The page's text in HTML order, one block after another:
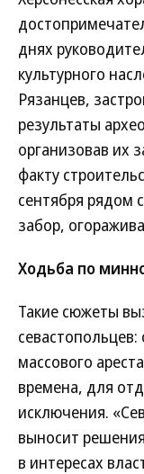
днях
культурного
Рязанцев,
результаты
организовав их
факту
сентября рядом
забор,
Ходьба по
Такие сюжеты
массового
времена, для
исключения.
выносит
в интересах